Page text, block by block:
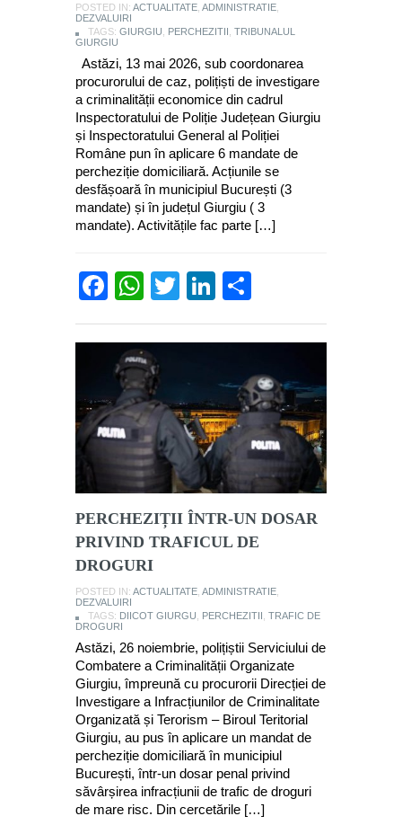
POSTED IN: ACTUALITATE ADMINISTRATIE
DEZVALUIRI
TAGS: GIURGIU PERCHEZITII TRIBUNALUL
GIURGIU
Astăzi, 13 mai 2026, sub coordonarea
procurorului de caz, polițiști de investigare
a criminalității economice din cadrul
Inspectoratului de Poliție Județean Giurgiu
și Inspectoratului General al Poliției
Române pun în aplicare 6 mandate de
percheziție domiciliară. Acțiunile se
desfășoară în municipiul București (3
mandate) și în județul Giurgiu ( 3
mandate). Activitățile fac parte […]
Facebook
WhatsApp
TwitterLinkedIn
PERCHEZIȚII ÎNTR-UN DOSAR
PRIVIND TRAFICUL DE
DROGURI
POSTED IN: ACTUALITATE ADMINISTRATIE
DEZVALUIRI
TAGS: DIICOT GIURGU PERCHEZITII TRAFIC DE
DROGURI
Astăzi, 26 noiembrie, polițiștii Serviciului de
Combatere a Criminalității Organizate
Giurgiu, împreună cu procurorii Direcției de
Investigare a Infracțiunilor de Criminalitate
Organizată și Terorism – Biroul Teritorial
Giurgiu, au pus în aplicare un mandat de
percheziție domiciliară în municipiul
București, într-un dosar penal privind
săvârșirea infracțiunii de trafic de droguri
de mare risc. Din cercetările […]